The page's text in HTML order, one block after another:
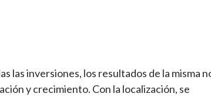
las inversiones, los resultados de la misma
y crecimiento. Con la localización, se